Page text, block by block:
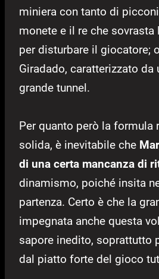
miniera con tanto di
monete e il re che sovrasta
per disturbare il giocatore;
Giradado, caratterizzato
grande tunnel.
Per quanto però la formula
solida, è inevitabile che
di una certa mancanza di
dinamismo, poiché insita
partenza. Certo è che la
impegnata anche questa
sapore inedito, soprattutto
dal piatto forte del gioco